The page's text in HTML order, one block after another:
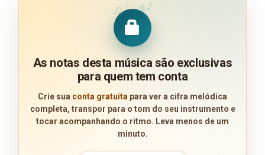
♫♩♯♪
As notas desta música são exclusivas
para quem tem conta
Crie sua conta gratuita para ver a cifra melódica
completa, transpor para o tom do seu instrumento e
tocar acompanhando o ritmo. Leva menos de um
minuto.